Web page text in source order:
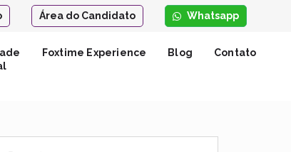
Área do Candidato Whatsapp
Foxtime Experience Blog Contato